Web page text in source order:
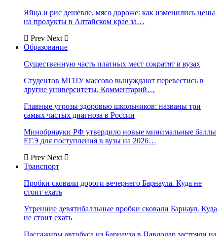
Яйца и рис дешевле, мясо дороже: как изменились цены
на продукты в Алтайском крае за…
Prev Next
Образование
Существенную часть платных мест сократят в вузах
Студентов МГПУ массово вынуждают перевестись в
другие университеты. Комментарий…
Главные угрозы здоровью школьников: названы три
самых частых диагноза в России
Минобрнауки РФ утвердило новые минимальные баллы
ЕГЭ для поступления в вузы на 2026…
Prev Next
Транспорт
Пробки сковали дороги вечернего Барнаула. Куда не
стоит ехать
Утренние девятибалльные пробки сковали Барнаул. Куда
не стоит ехать
Пассажиры автобуса из Барнаула в Павлодар застряли на